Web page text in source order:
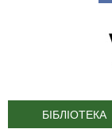
БІБЛІОТЕКА